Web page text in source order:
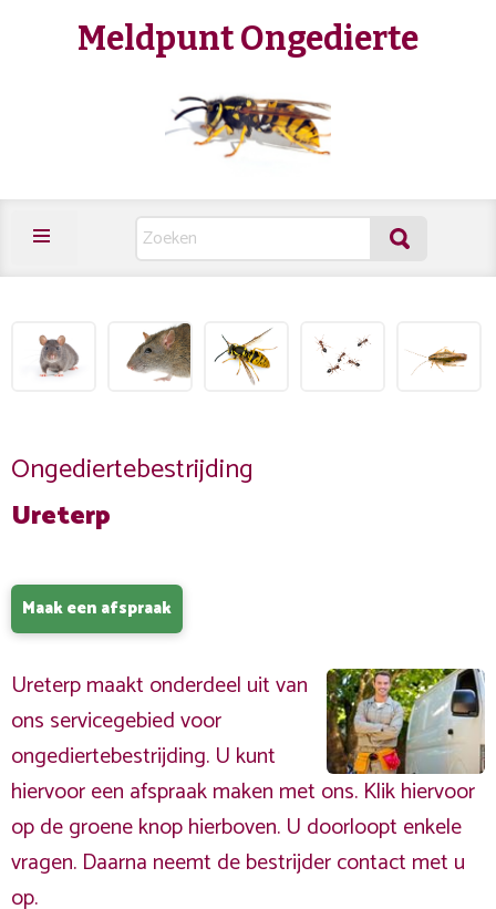
Meldpunt Ongedierte
Ongediertebestrijding
Ureterp
Maak een afspraak
Ureterp maakt onderdeel uit van
ons servicegebied voor
ongediertebestrijding. U kunt
hiervoor een afspraak maken met ons. Klik hiervoor
op de groene knop hierboven. U doorloopt enkele
vragen. Daarna neemt de bestrijder contact met u
op.